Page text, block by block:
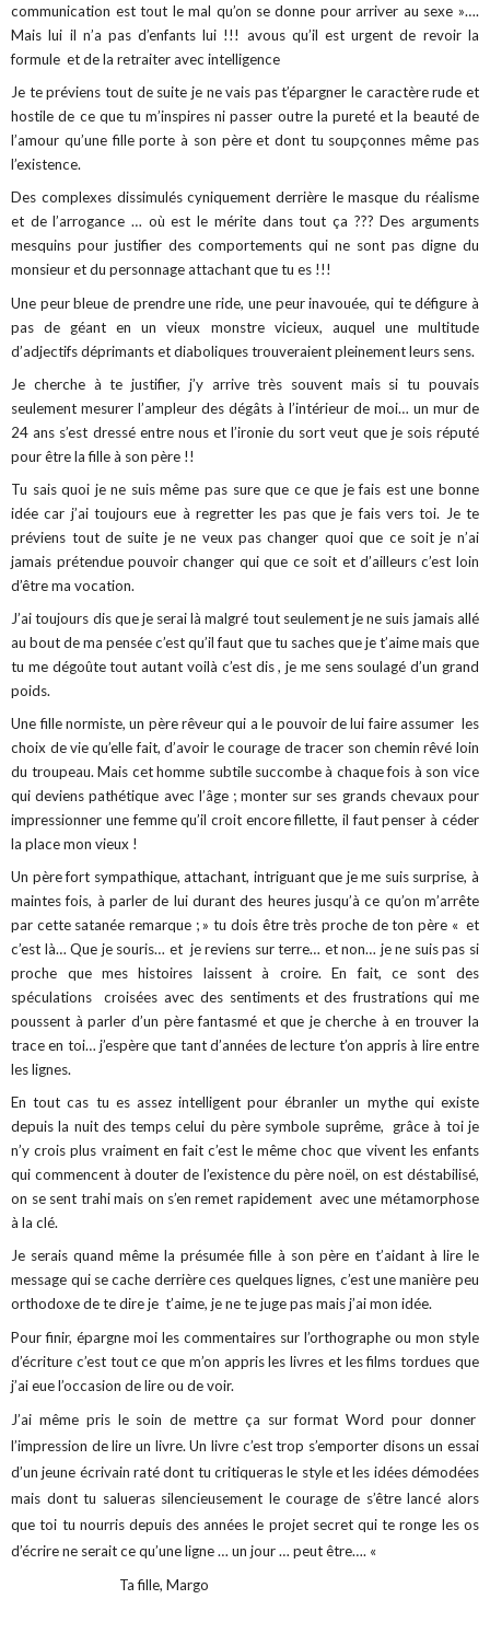
communication est tout le mal qu’on se donne pour arriver au sexe »….
Mais lui il n’a pas d’enfants lui !!! avous qu’il est urgent de revoir la
formule et de la retraiter avec intelligence
Je te préviens tout de suite je ne vais pas t’épargner le caractère rude et
hostile de ce que tu m’inspires ni passer outre la pureté et la beauté de
l’amour qu’une fille porte à son père et dont tu soupçonnes même pas
l’existence.
Des complexes dissimulés cyniquement derrière le masque du réalisme
et de l’arrogance … où est le mérite dans tout ça ??? Des arguments
mesquins pour justifier des comportements qui ne sont pas digne du
monsieur et du personnage attachant que tu es !!!
Une peur bleue de prendre une ride, une peur inavouée, qui te défigure à
pas de géant en un vieux monstre vicieux, auquel une multitude
d’adjectifs déprimants et diaboliques trouveraient pleinement leurs sens.
Je cherche à te justifier, j’y arrive très souvent mais si tu pouvais
seulement mesurer l’ampleur des dégâts à l’intérieur de moi… un mur de
24 ans s’est dressé entre nous et l’ironie du sort veut que je sois réputé
pour être la fille à son père !!
Tu sais quoi je ne suis même pas sure que ce que je fais est une bonne
idée car j’ai toujours eue à regretter les pas que je fais vers toi. Je te
préviens tout de suite je ne veux pas changer quoi que ce soit je n’ai
jamais prétendue pouvoir changer qui que ce soit et d’ailleurs c’est loin
d’être ma vocation.
J’ai toujours dis que je serai là malgré tout seulement je ne suis jamais allé
au bout de ma pensée c’est qu’il faut que tu saches que je t’aime mais que
tu me dégoûte tout autant voilà c’est dis , je me sens soulagé d’un grand
poids.
Une fille normiste, un père rêveur qui a le pouvoir de lui faire assumer les
choix de vie qu’elle fait, d’avoir le courage de tracer son chemin rêvé loin
du troupeau. Mais cet homme subtile succombe à chaque fois à son vice
qui deviens pathétique avec l’âge ; monter sur ses grands chevaux pour
impressionner une femme qu’il croit encore fillette, il faut penser à céder
la place mon vieux !
Un père fort sympathique, attachant, intriguant que je me suis surprise, à
maintes fois, à parler de lui durant des heures jusqu’à ce qu’on m’arrête
par cette satanée remarque ; » tu dois être très proche de ton père « et
c’est là… Que je souris… et je reviens sur terre… et non… je ne suis pas si
proche que mes histoires laissent à croire. En fait, ce sont des
spéculations
croisées avec des sentiments et des frustrations qui me
poussent à parler d’un père fantasmé et que je cherche à en trouver la
trace en toi… j’espère que tant d’années de lecture t’on appris à lire entre
les lignes.
En tout cas tu es assez intelligent pour ébranler un mythe qui existe
depuis la nuit des temps celui du père symbole suprême,
grâce à toi je
n’y crois plus vraiment en fait c’est le même choc que vivent les enfants
qui commencent à douter de l’existence du père noël, on est déstabilisé,
on se sent trahi mais on s’en remet rapidement avec une métamorphose
à la clé.
Je serais quand même la présumée fille à son père en t’aidant à lire le
message qui se cache derrière ces quelques lignes, c’est une manière peu
orthodoxe de te dire je t’aime, je ne te juge pas mais j’ai mon idée.
Pour finir, épargne moi les commentaires sur l’orthographe ou mon style
d’écriture c’est tout ce que m’on appris les livres et les films tordues que
j’ai eue l’occasion de lire ou de voir.
J’ai même pris le soin de mettre ça sur format Word pour donner
l’impression de lire un livre. Un livre c’est trop s’emporter disons un essai
d’un jeune écrivain raté dont tu critiqueras le style et les idées démodées
mais dont tu salueras silencieusement le courage de s’être lancé alors
que toi tu nourris depuis des années le projet secret qui te ronge les os
d’écrire ne serait ce qu’une ligne … un jour … peut être…. «
Ta fille, Margo